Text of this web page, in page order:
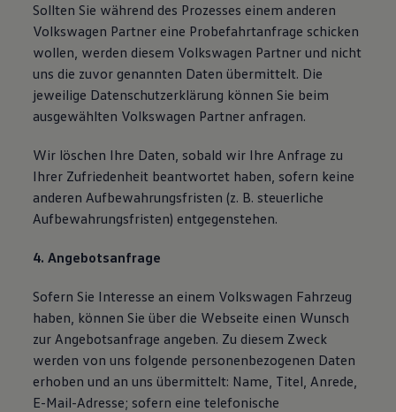
Sollten Sie während des Prozesses einem anderen
Volkswagen Partner eine Probefahrtanfrage schicken
wollen, werden diesem Volkswagen Partner und nicht
uns die zuvor genannten Daten übermittelt. Die
jeweilige Datenschutzerklärung können Sie beim
ausgewählten Volkswagen Partner anfragen.
Wir löschen Ihre Daten, sobald wir Ihre Anfrage zu
Ihrer Zufriedenheit beantwortet haben, sofern keine
anderen Aufbewahrungsfristen (z. B. steuerliche
Aufbewahrungsfristen) entgegenstehen.
4. Angebotsanfrage
Sofern Sie Interesse an einem Volkswagen Fahrzeug
haben, können Sie über die Webseite einen Wunsch
zur Angebotsanfrage angeben. Zu diesem Zweck
werden von uns folgende personenbezogenen Daten
erhoben und an uns übermittelt: Name, Titel, Anrede,
E-Mail-Adresse; sofern eine telefonische